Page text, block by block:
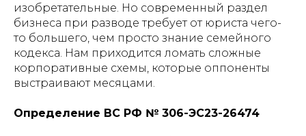
изобретательные. Но современный раздел
бизнеса при разводе требует от юриста чего-
то большего, чем просто знание семейного
кодекса. Нам приходится ломать сложные
корпоративные схемы, которые оппоненты
выстраивают месяцами.
Определение ВС РФ № 306-ЭС23-26474